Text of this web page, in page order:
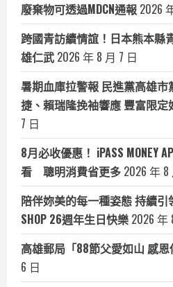
廢棄物可透過MDCN通報 2026
跨國青訪續情誼！日本熊本縣
雄仁武 2026 年 8 月 7 日
暑期血庫拉警報 民進黨高雄
捷、賴瑞隆挽袖響應 豐富限定
7 日
8月必收優惠！ iPASS MONEY
看 聰明消費省更多 2026 年 8
陪伴妳美的每一種姿態 持續引
SHOP 26週年生日快樂 2026 年
高雄郵局「88節父愛如山 感
6 日